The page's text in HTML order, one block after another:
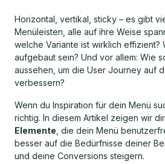
Horizontal, vertikal, sticky – es gibt
Menüleisten, alle auf ihre Weise
welche Variante ist wirklich effizient?
aufgebaut sein? Und vor allem: Wie
aussehen, um die User Journey auf
verbessern?
Wenn du Inspiration für dein Menü
richtig. In diesem Artikel zeigen wir dir
Elemente , die dein Menü
besser auf die Bedürfnisse deiner
und deine Conversions steigern.